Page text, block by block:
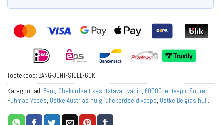
Tootekood: BANG-JUHT-STOLL-60K
Kategooriad: Bang ühekordselt kasutatavad vapid, 60000 lehtvapp, Suured
Puhmad Vapes, Ostke Austrias hulgi ühekordseid vappe, Ostke Belgias hulgi
ühekordseid vapse
Ostke hulgi ühekordselt kasutatavaid vapse Euroopas
Ostke hulgi ühekordselt kasutatavaid vappe Prantsusmaal